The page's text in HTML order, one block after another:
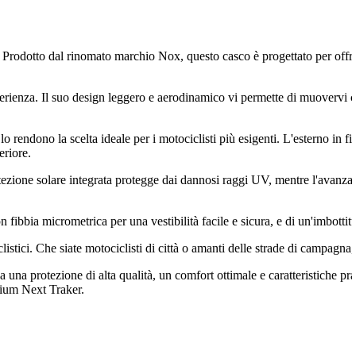
dal rinomato marchio Nox, questo casco è progettato per
Il suo design leggero e aerodinamico vi permette di
la scelta ideale per i motociclisti più esigenti. L'esterno in
solare integrata protegge dai dannosi raggi UV, mentre
micrometrica per una vestibilità facile e sicura, e di
Che siate motociclisti di città o amanti delle strade di
protezione di alta qualità, un comfort ottimale e caratteristiche
Next Traker.